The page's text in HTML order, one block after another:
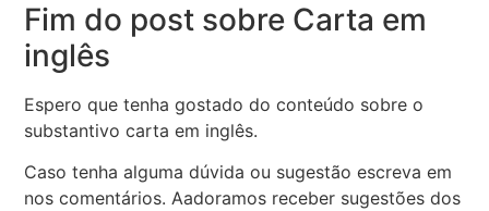
Fim do post sobre Carta em
inglês
Espero que tenha gostado do conteúdo sobre o
substantivo carta em inglês.
Caso tenha alguma dúvida ou sugestão escreva em
nos comentários. Aadoramos receber sugestões dos